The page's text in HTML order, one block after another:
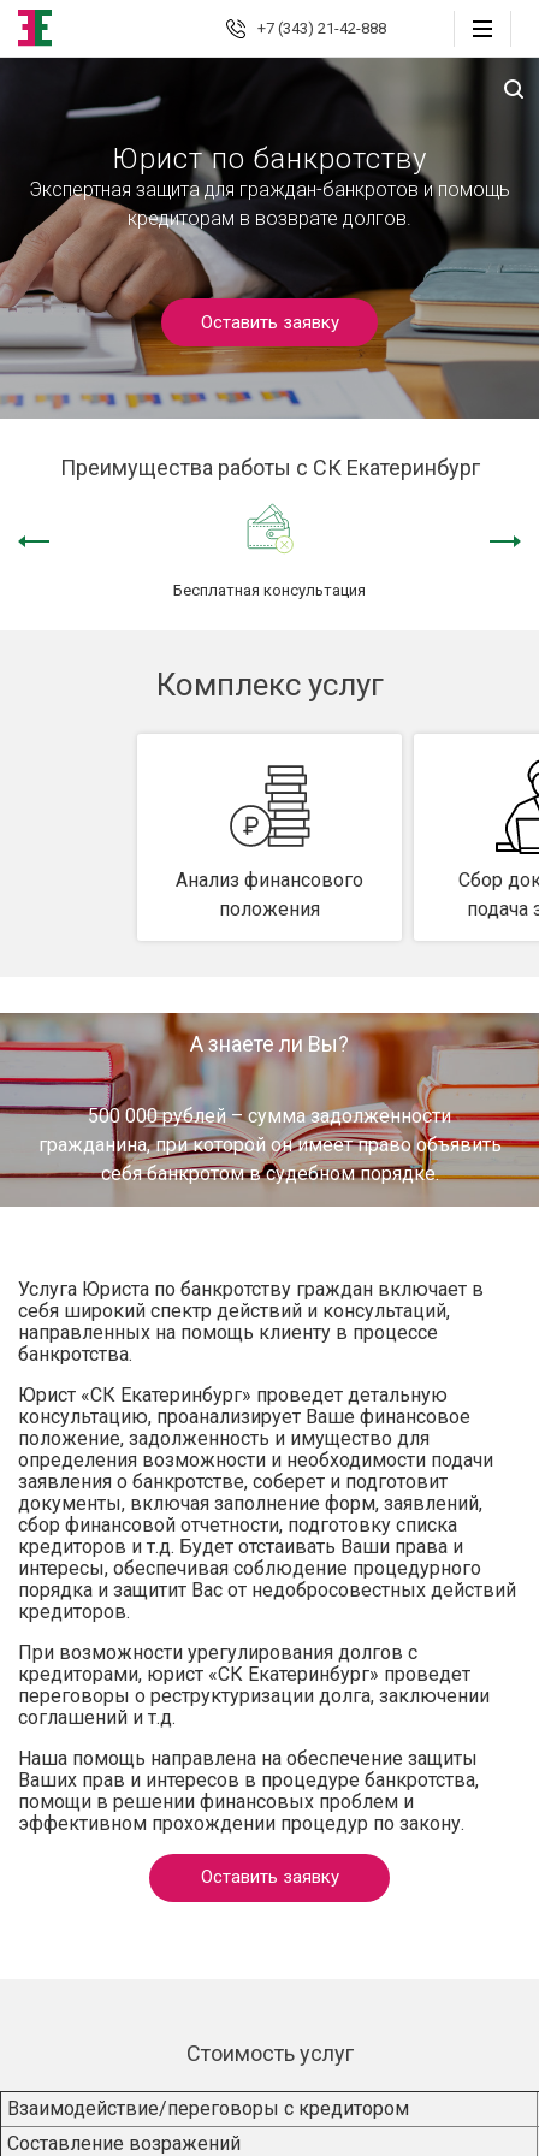
+7 (343) 21-42-888
Екатеринбург
Юридические
услуги
Автоюрист
Страховые споры
Страховой консалтинг
Защита должника
Банкротство граждан
Юрист по банкротству
Экспертная защита для граждан-банкротов и помощь
кредиторам в возврате долгов.
Оставить заявку
Преимущества работы с СК Екатеринбург
Бесплатная консультация
Комплекс услуг
Анализ финансового
положения
Сбор
подача
А знаете ли Вы?
500 000 рублей – сумма задолженности
гражданина, при которой он имеет право объявить
себя банкротом в судебном порядке.
Услуга Юриста по банкротству граждан включает в
себя широкий спектр действий и консультаций,
направленных на помощь клиенту в процессе
банкротства.
Юрист «СК Екатеринбург» проведет детальную
консультацию, проанализирует Ваше финансовое
положение, задолженность и имущество для
определения возможности и необходимости подачи
заявления о банкротстве, соберет и подготовит
документы, включая заполнение форм, заявлений,
сбор финансовой отчетности, подготовку списка
кредиторов и т.д. Будет отстаивать Ваши права и
интересы, обеспечивая соблюдение процедурного
порядка и защитит Вас от недобросовестных действий
кредиторов.
При возможности урегулирования долгов с
кредиторами, юрист «СК Екатеринбург» проведет
переговоры о реструктуризации долга, заключении
соглашений и т.д.
Наша помощь направлена на обеспечение защиты
Ваших прав и интересов в процедуре банкротства,
помощи в решении финансовых проблем и
эффективном прохождении процедур по закону.
Оставить заявку
Стоимость услуг
Взаимодействие/переговоры с кредитором
Составление возражений